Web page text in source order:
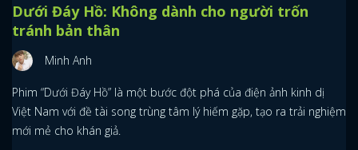
Dưới Đáy Hồ: Không dành cho người trốn
tránh bản thân
Minh Anh
Phim “Dưới Đáy Hồ” là một bước đột phá của điện ảnh kinh dị
Việt Nam với đề tài song trùng tâm lý hiếm gặp, tạo ra trải nghiệm
mới mẻ cho khán giả.